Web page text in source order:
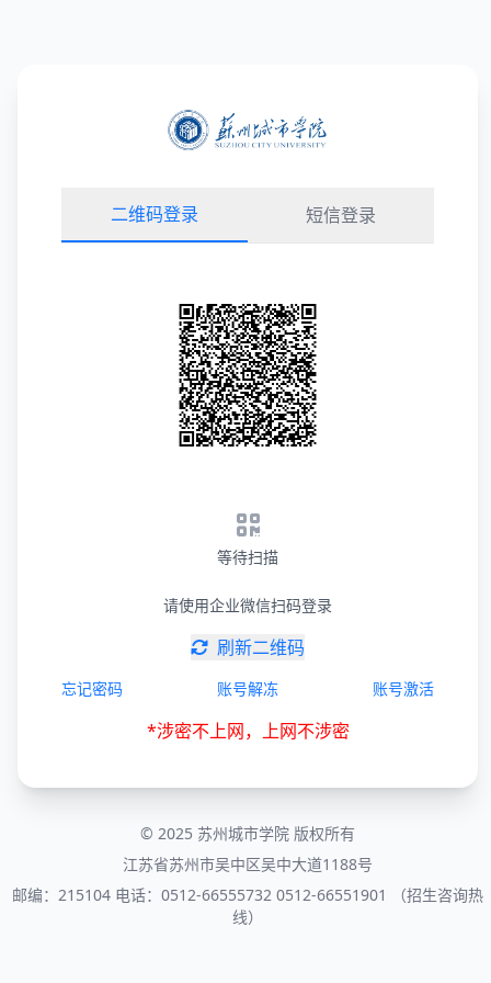
二维码登录 短信登录
等待扫描
请使用企业微信扫码登录
刷新二维码
忘记密码 账号解冻 账号激活
*涉密不上网，上网不涉密
© 2025 苏州城市学院 版权所有
江苏省苏州市吴中区吴中大道1188号
邮编：215104 电话：0512-66555732 0512-66551901 （招生咨询热
线）